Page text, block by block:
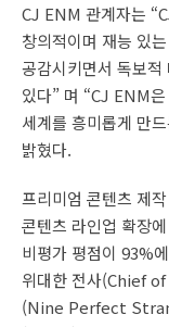
CJ ENM 관계자는
창의적이며 재능 있
공감시키면서 독보
있다” 며 “CJ ENM
세계를 흥미롭게 만
밝혔다.
프리미엄 콘텐츠 제
콘텐츠 라인업 확장
비평가 평점이 93%
위대한 전사(Chief
(Nine Perfect